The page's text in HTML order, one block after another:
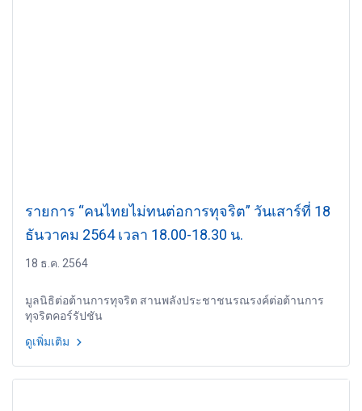
รายการ “คนไทยไม่ทนต่อการทุจริต” วันเสาร์ที่ 18
ธันวาคม 2564 เวลา 18.00-18.30 น.
18 ธ.ค. 2564
มูลนิธิต่อต้านการทุจริต สานพลังประชาชนรณรงค์ต่อต้านการ
ทุจริตคอร์รัปชัน
ดูเพิ่มเติม